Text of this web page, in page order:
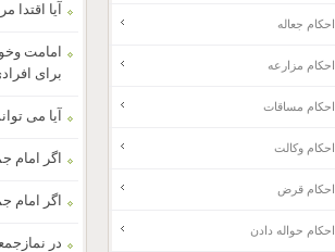
آیا
امامت
برای
آیا می
اگر
اگر امام
در
احکام جعاله
احکام مزارعه
احکام مساقات
احکام وکالت
احکام قرض
احکام حواله دادن